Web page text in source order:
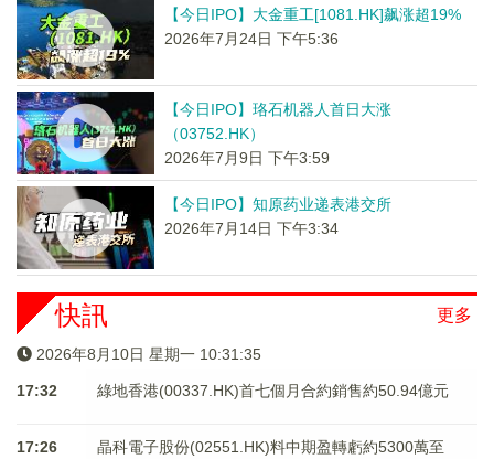
【今日IPO】大金重工[1081.HK]飙涨超19%
2026年7月24日 下午5:36
【今日IPO】珞石机器人首日大涨
（03752.HK）
2026年7月9日 下午3:59
【今日IPO】知原药业递表港交所
2026年7月14日 下午3:34
更多
快訊
2026年8月10日 星期一 10:31:35
17:32 綠地香港(00337.HK)首七個月合約銷售約50.94億元
17:26
晶科電子股份(02551.HK)料中期盈轉虧約5300萬至